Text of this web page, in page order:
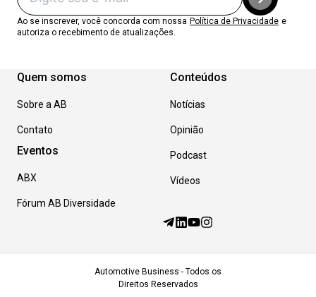
Ao se inscrever, você concorda com nossa Política de Privacidade e
autoriza o recebimento de atualizações.
Quem somos
Sobre a AB
Contato
Eventos
ABX
Fórum AB Diversidade
Conteúdos
Notícias
Opinião
Podcast
Vídeos
Automotive Business - Todos os
Direitos Reservados